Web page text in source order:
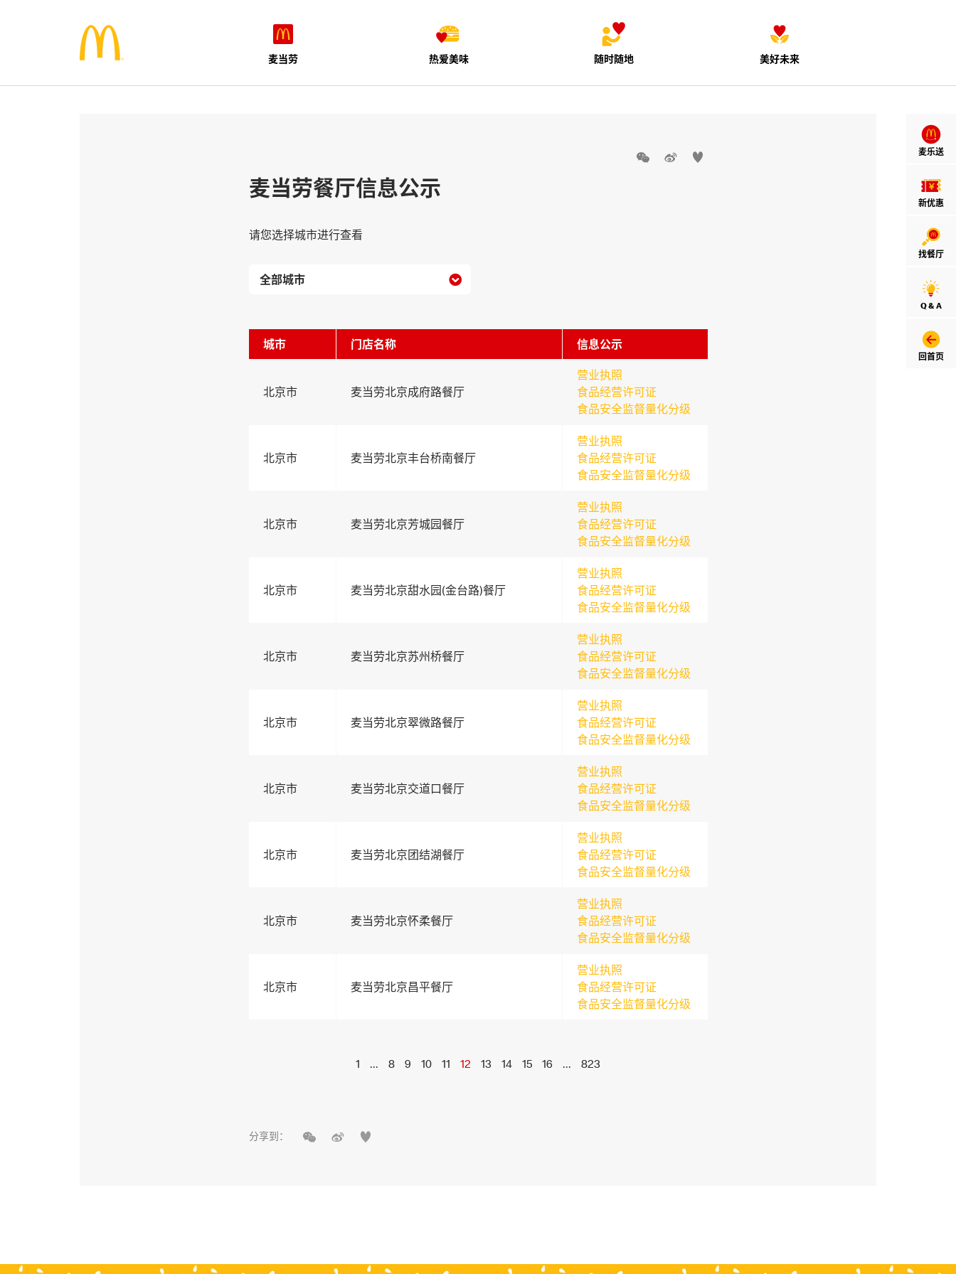
麦当劳 热爱美味 随时随地 美好未来
麦乐送
新优惠
找餐厅
Q & A
回首页
  
麦当劳餐厅信息公示
请您选择城市进行查看

城市 门店名称 信息公示
北京市 麦当劳北京成府路餐厅
营业执照
食品经营许可证
食品安全监督量化分级
北京市 麦当劳北京丰台桥南餐厅
营业执照
食品经营许可证
食品安全监督量化分级
北京市 麦当劳北京芳城园餐厅
营业执照
食品经营许可证
食品安全监督量化分级
北京市 麦当劳北京甜水园(金台路)餐厅
营业执照
食品经营许可证
食品安全监督量化分级
北京市 麦当劳北京苏州桥餐厅
营业执照
食品经营许可证
食品安全监督量化分级
北京市 麦当劳北京翠微路餐厅
营业执照
食品经营许可证
食品安全监督量化分级
北京市 麦当劳北京交道口餐厅
营业执照
食品经营许可证
食品安全监督量化分级
北京市 麦当劳北京团结湖餐厅
营业执照
食品经营许可证
食品安全监督量化分级
北京市 麦当劳北京怀柔餐厅
营业执照
食品经营许可证
食品安全监督量化分级
北京市 麦当劳北京昌平餐厅
营业执照
食品经营许可证
食品安全监督量化分级
1 ... 8 9 10 11 12 13 14 15 16 ... 823
分享到：   